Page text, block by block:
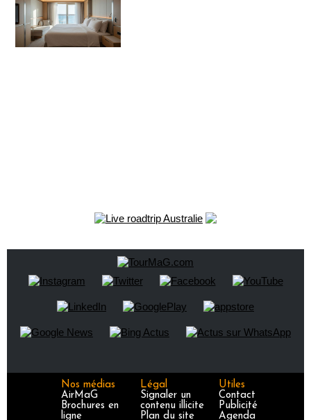
Nos médias
AirMaG
Brochures en
ligne
Légal
Signaler un
contenu illicite
Plan du site
Utiles
Contact
Publicité
Agenda